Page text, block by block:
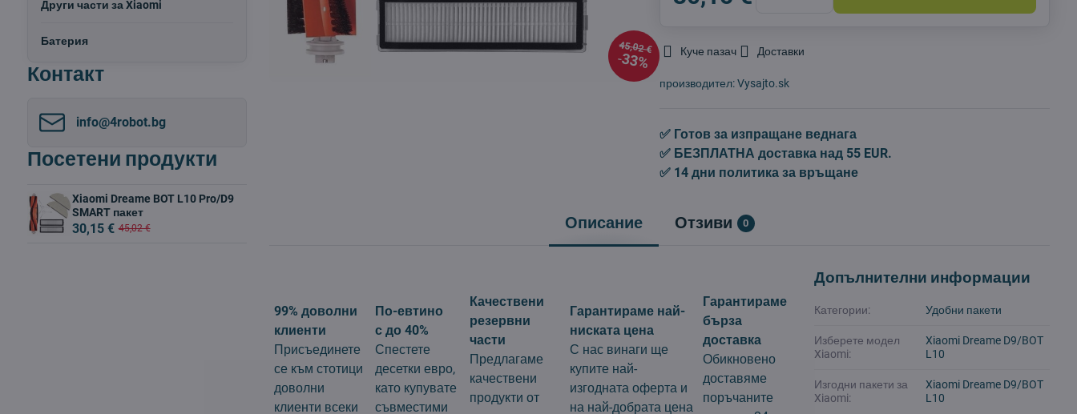
45,02 €
33% Куче пазач Доставки
производител:Vysajto.sk
✅ Готов за изпращане веднага
✅ БЕЗПЛАТНА доставка над 55 EUR.
✅ 14 дни политика за връщане
Описание Отзиви 0
99% доволни
клиенти
Присъединете
се към стотици
доволни
клиенти всеки
По-евтино
с до 40%
Спестете
десетки евро,
като купувате
съвместими
Качествени
резервни
части
Предлагаме
качествени
продукти от
Гарантираме най-
ниската цена
С нас винаги ще
купите най-
изгодната оферта и
на най-добрата цена
Гарантираме
бърза
доставка
Обикновено
доставяме
поръчаните
Допълнителни информации
Категории: Удобни пакети
Изберете модел
Xiaomi:
Xiaomi Dreame D9/BOT
L10
Изгодни пакети за
Xiaomi:
Xiaomi Dreame D9/BOT
L10
Други части за Xiaomi
Батерия
Контакт
info​@4robot​.bg
Посетени продукти
Xiaomi Dreame BOT L10 Pro/D9
SMART пакет
30,15 € 45,02 €